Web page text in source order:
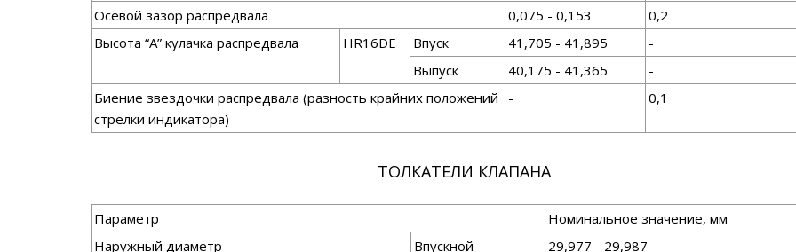
Осевой зазор распредвала
0,075 - 0,153
0,2
Высота “А” кулачка распредвала
HR16DE Впуск 41,705 - 41,895
-
Выпуск
40,175 - 41,365
-
Биение звездочки распредвала (разность крайних положений
стрелки индикатора)
- 0,1
ТОЛКАТЕЛИ КЛАПАНА
Параметр
Номинальное значение, мм
Наружный диаметр
Впускной 29,977 - 29,987